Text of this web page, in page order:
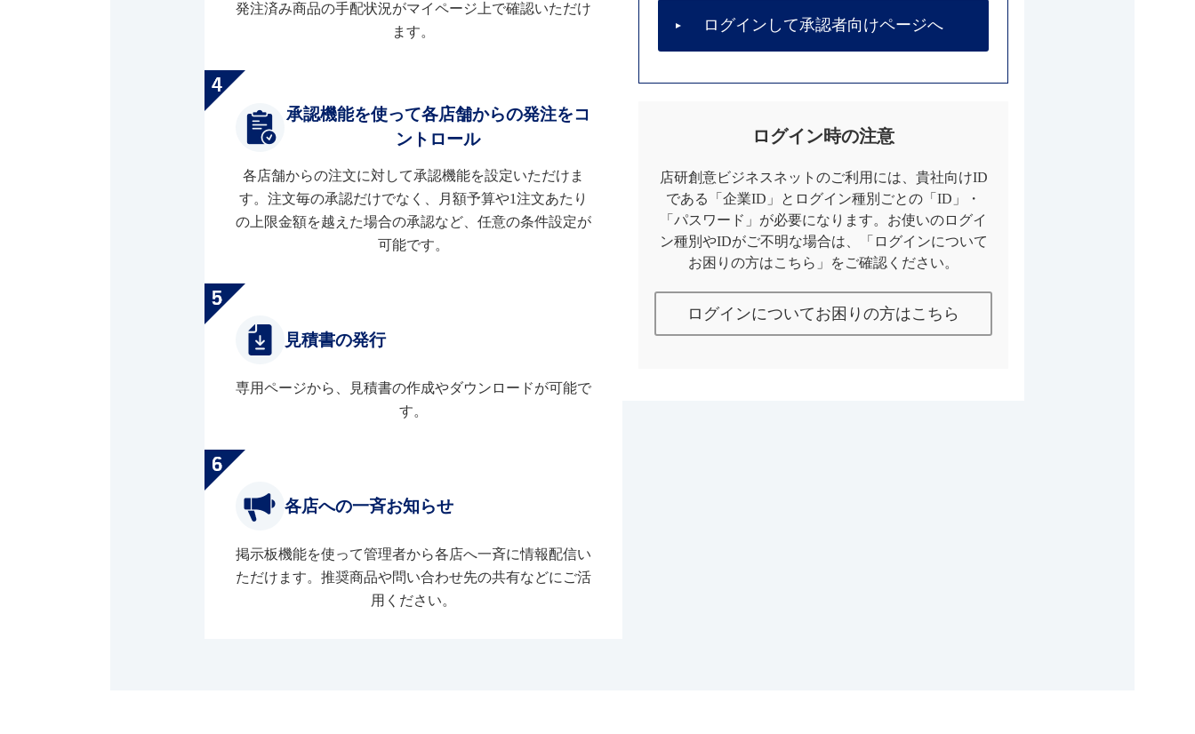
発注済み商品の手配状況がマイページ上で確認いただけ
ます。
承認機能を使って各店舗からの発注をコ
ントロール
各店舗からの注文に対して承認機能を設定いただけま
す。注文毎の承認だけでなく、月額予算や1注文あたり
の上限金額を越えた場合の承認など、任意の条件設定が
可能です。
見積書の発行
専用ページから、見積書の作成やダウンロードが可能で
す。
各店への一斉お知らせ
掲示板機能を使って管理者から各店へ一斉に情報配信い
ただけます。推奨商品や問い合わせ先の共有などにご活
用ください。
ログインして承認者向けページへ
ログイン時の注意
店研創意ビジネスネットのご利用には、貴社向けID
である「企業ID」とログイン種別ごとの「ID」・
「パスワード」が必要になります。お使いのログイ
ン種別やIDがご不明な場合は、「ログインについて
お困りの方はこちら」をご確認ください。
ログインについてお困りの方はこちら